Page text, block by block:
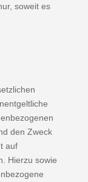
soweit es
den Zweck
auf
Hierzu sowie